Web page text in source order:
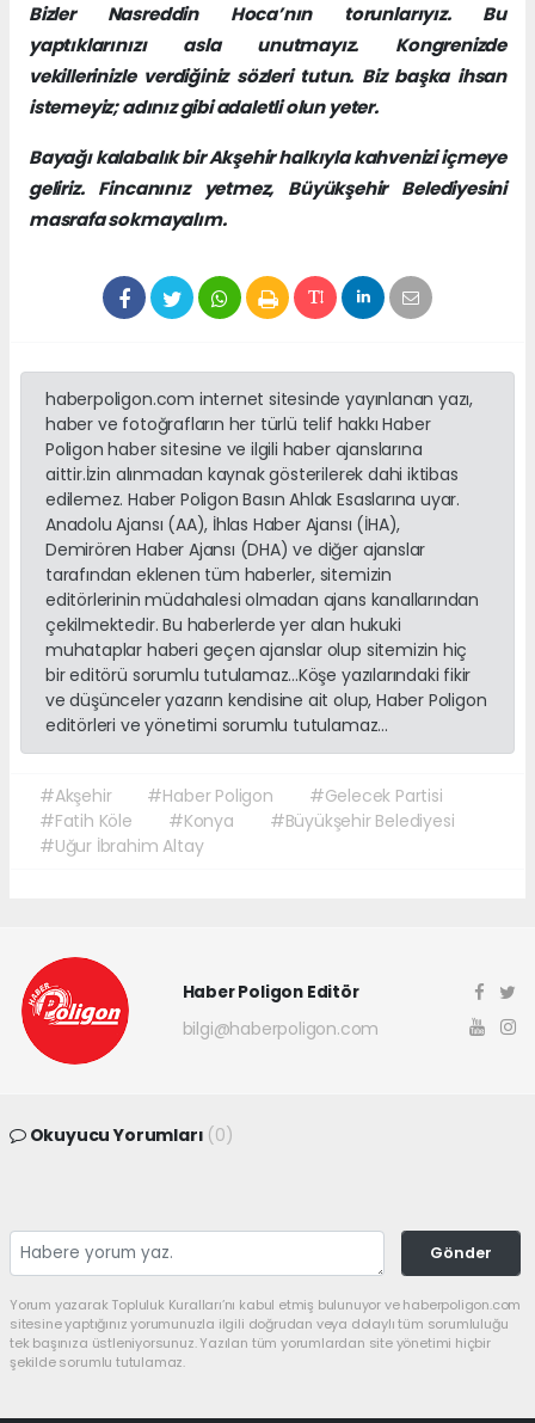
Bizler Nasreddin Hoca’nın torunlarıyız. Bu
yaptıklarınızı asla unutmayız. Kongrenizde
vekillerinizle verdiğiniz sözleri tutun. Biz başka ihsan
istemeyiz; adınız gibi adaletli olun yeter.
Bayağı kalabalık bir Akşehir halkıyla kahvenizi içmeye
geliriz. Fincanınız yetmez, Büyükşehir Belediyesini
masrafa sokmayalım.
haberpoligon.com internet sitesinde yayınlanan yazı,
haber ve fotoğrafların her türlü telif hakkı Haber
Poligon haber sitesine ve ilgili haber ajanslarına
aittir.İzin alınmadan kaynak gösterilerek dahi iktibas
edilemez. Haber Poligon Basın Ahlak Esaslarına uyar.
Anadolu Ajansı (AA), İhlas Haber Ajansı (İHA),
Demirören Haber Ajansı (DHA) ve diğer ajanslar
tarafından eklenen tüm haberler, sitemizin
editörlerinin müdahalesi olmadan ajans kanallarından
çekilmektedir. Bu haberlerde yer alan hukuki
muhataplar haberi geçen ajanslar olup sitemizin hiç
bir editörü sorumlu tutulamaz...Köşe yazılarındaki fikir
ve düşünceler yazarın kendisine ait olup, Haber Poligon
editörleri ve yönetimi sorumlu tutulamaz...
#Akşehir #Haber Poligon
#Gelecek Partisi
#Fatih Köle
#Konya
#Büyükşehir Belediyesi
#Uğur İbrahim Altay
Haber Poligon Editör
bilgi@haberpoligon.com
Okuyucu Yorumları (0)
Gönder
Yorum yazarak Topluluk Kuralları’nı kabul etmiş bulunuyor ve haberpoligon.com
sitesine yaptığınız yorumunuzla ilgili doğrudan veya dolaylı tüm sorumluluğu
tek başınıza üstleniyorsunuz. Yazılan tüm yorumlardan site yönetimi hiçbir
şekilde sorumlu tutulamaz.